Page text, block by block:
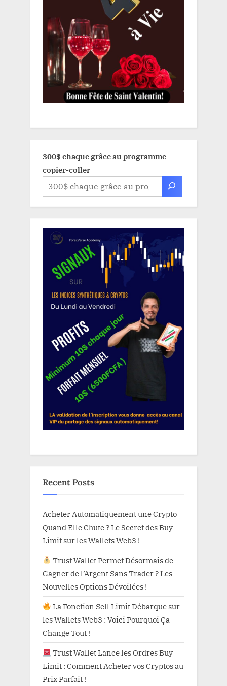
300$ chaque grâce au programme
copier-coller
Recent Posts
Acheter Automatiquement une Crypto
Quand Elle Chute ? Le Secret des Buy
Limit sur les Wallets Web3 !
Trust Wallet Permet Désormais de
Gagner de l’Argent Sans Trader ? Les
Nouvelles Options Dévoilées !
La Fonction Sell Limit Débarque sur
les Wallets Web3 : Voici Pourquoi Ça
Change Tout !
Trust Wallet Lance les Ordres Buy
Limit : Comment Acheter vos Cryptos au
Prix Parfait !